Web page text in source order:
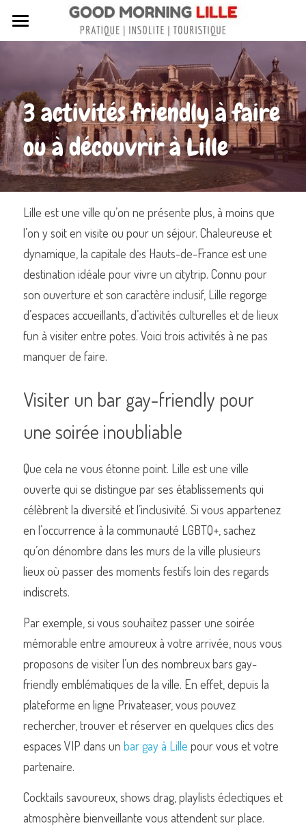
Tous nos articles
Sortir à Lille
Lille de A à Z
Nos livres sur Lille
Lille insolite et secret
Street Art à Lille
Toutes les rues de Lille
Contactez-nous
Rechercher
3 activités friendly à faire
ou à découvrir à Lille
Lille est une ville qu’on ne présente plus, à moins que
l’on y soit en visite ou pour un séjour. Chaleureuse et
dynamique, la capitale des Hauts-de-France est une
destination idéale pour vivre un citytrip. Connu pour
son ouverture et son caractère inclusif, Lille regorge
d’espaces accueillants, d’activités culturelles et de lieux
fun à visiter entre potes. Voici trois activités à ne pas
manquer de faire.
Visiter un bar gay-friendly pour
une soirée inoubliable
Que cela ne vous étonne point. Lille est une ville
ouverte qui se distingue par ses établissements qui
célèbrent la diversité et l’inclusivité. Si vous appartenez
en l’occurrence à la communauté LGBTQ+, sachez
qu’on dénombre dans les murs de la ville plusieurs
lieux où passer des moments festifs loin des regards
indiscrets.
Par exemple, si vous souhaitez passer une soirée
mémorable entre amoureux à votre arrivée, nous vous
proposons de visiter l’un des nombreux bars gay-
friendly emblématiques de la ville. En effet, depuis la
plateforme en ligne Privateaser, vous pouvez
rechercher, trouver et réserver en quelques clics des
espaces VIP dans un bar gay à Lille pour vous et votre
partenaire.
Cocktails savoureux, shows drag, playlists éclectiques et
atmosphère bienveillante vous attendent sur place.